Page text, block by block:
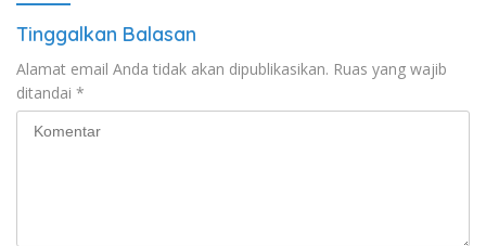
Tinggalkan Balasan
Alamat email Anda tidak akan dipublikasikan. Ruas yang wajib
ditandai *